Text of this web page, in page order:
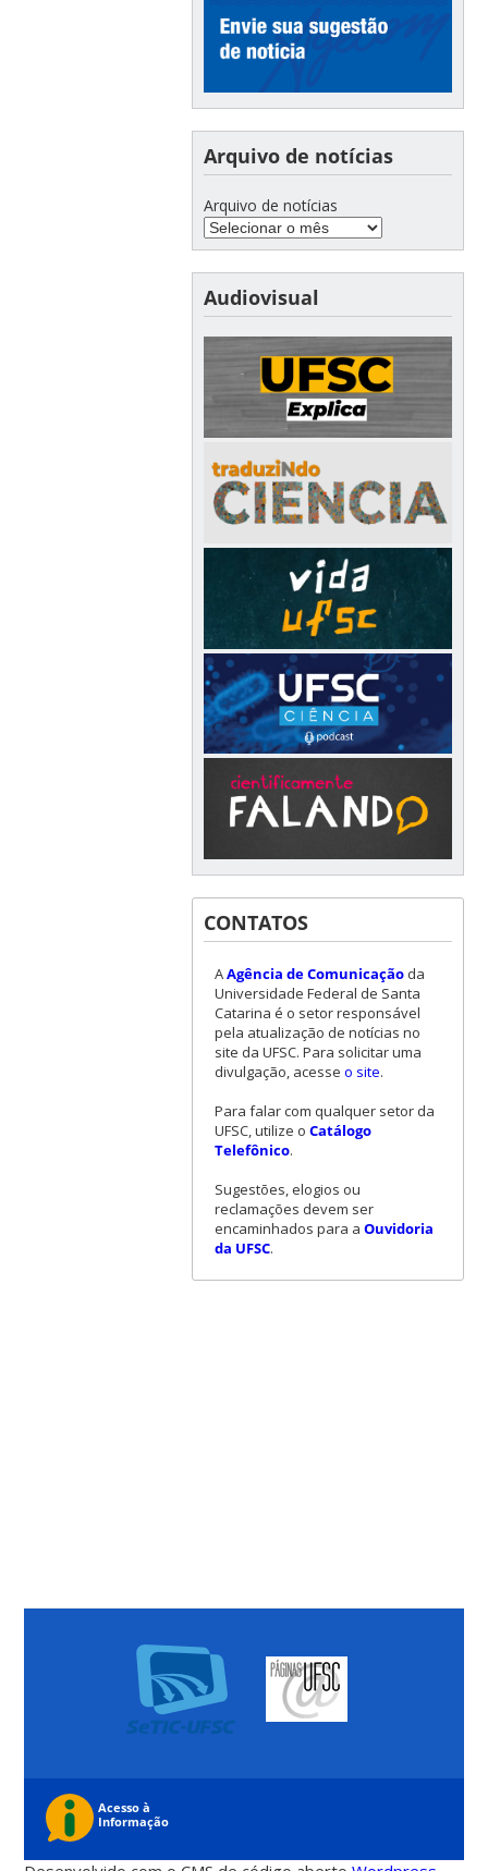
Arquivo de notícias
Arquivo de notícias
Audiovisual
CONTATOS
AAgência de Comunicaçãoda
Universidade Federal de Santa
Catarina é o setor responsável
pela atualização de notícias no
site da UFSC. Para solicitar uma
divulgação, acesse o site.
Para falar com qualquer setor da
UFSC, utilize o Catálogo
Telefônico.
Sugestões, elogios ou
reclamações devem ser
encaminhados para a Ouvidoria
da UFSC.